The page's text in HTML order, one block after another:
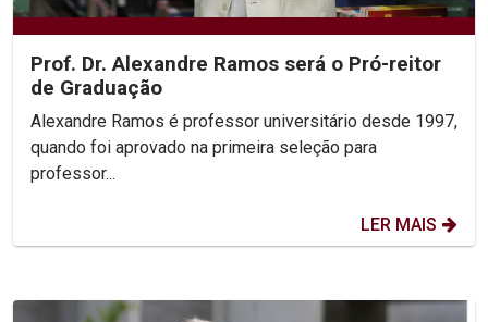
Prof. Dr. Alexandre Ramos será o Pró-reitor
de Graduação
Alexandre Ramos é professor universitário desde 1997,
quando foi aprovado na primeira seleção para
professor...
LER MAIS